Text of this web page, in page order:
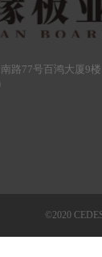
路77号百鸿大厦9楼
©2020